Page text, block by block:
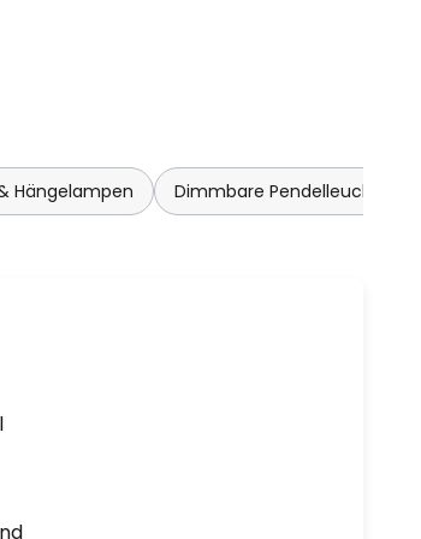
Hängelampen Dimmbare Pendelleuchten